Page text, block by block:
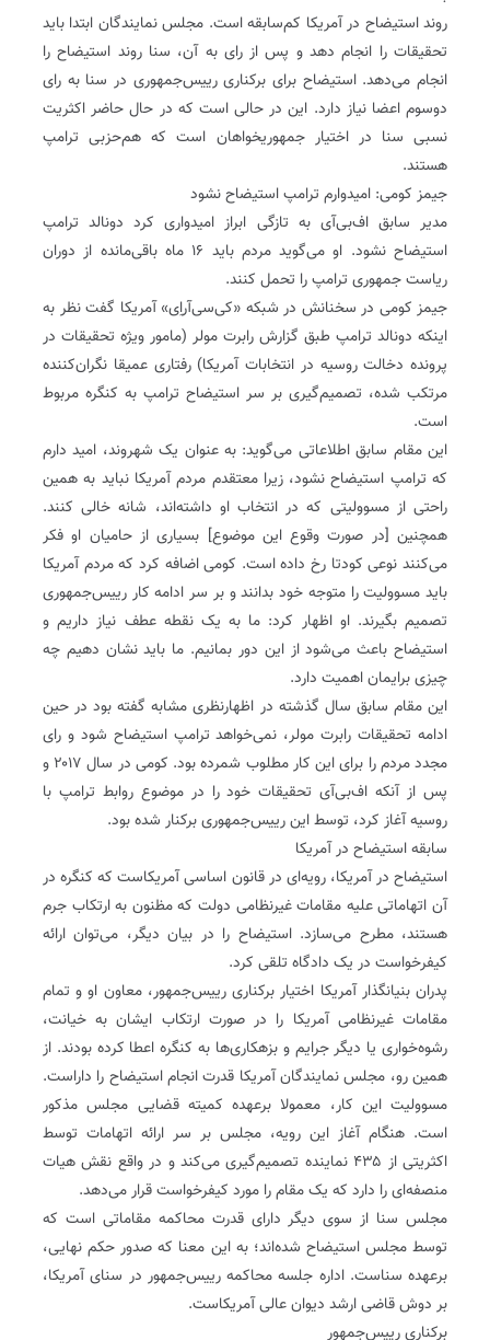
روند استیضاح در آمریکا کم‌سابقه است. مجلس نمایندگان ابتدا باید
تحقیقات را انجام دهد و پس از رای به آن، سنا روند استیضاح را
انجام می‌دهد. استیضاح برای برکناری رییس‌جمهوری در سنا به رای
دو‌سوم اعضا نیاز دارد. این در حالی است که در حال حاضر اکثریت
نسبی سنا در اختیار جمهوریخواهان است که هم‌حزبی ترامپ
هستند.
جیمز کومی: امیدوارم ترامپ استیضاح نشود
مدیر سابق اف‌بی‌آی به تازگی ابراز امیدواری کرد‌ دونالد ترامپ
استیضاح نشود. او می‌گوید مردم باید ۱۶ ماه باقی‌مانده از دوران
ریاست جمهوری ترامپ را تحمل کنند.
جیمز کومی در سخنانش در شبکه «کی‌‌سی‌‌آر‌اِی» آمریکا گفت نظر به
اینکه دونالد ترامپ طبق گزارش رابرت مولر (مامور ویژه تحقیقات در
پرونده دخالت روسیه در انتخابات آمریکا) رفتاری عمیقا نگران‌کننده
مرتکب شده، تصمیم‌گیری بر سر استیضاح ترامپ به کنگره مربوط
است.
این مقام سابق اطلاعاتی می‌گوید: به عنوان یک شهروند، امید دارم
که ترامپ استیضاح نشود، زیرا معتقدم مردم آمریکا نباید به همین
راحتی از مسوولیتی که در انتخاب او داشته‌اند، شانه خالی کنند.
همچنین [در صورت وقوع این موضوع] بسیاری از حامیان او فکر
می‌کنند نوعی کودتا رخ داده است. کومی اضافه کرد که مردم آمریکا
باید مسوولیت را متوجه خود بدانند و بر سر ادامه کار رییس‌جمهوری
تصمیم بگیرند. او اظهار کرد: ما به یک نقطه عطف نیاز داریم و
استیضاح باعث می‌شود از این دور بمانیم. ما باید نشان دهیم چه
چیزی برایمان اهمیت دارد.
این مقام سابق‌ سال گذشته در اظهار‌نظری مشابه گفته بود در حین
ادامه تحقیقات رابرت مولر، نمی‌خواهد ترامپ استیضاح شود و رای
مجدد مردم را برای این کار مطلوب شمرده بود. کومی در سال ۲۰۱۷ و
پس از آنکه اف‌بی‌آی تحقیقات خود را در موضوع روابط ترامپ با
روسیه آغاز کرد، توسط این رییس‌جمهوری برکنار شده بود.
سابقه استیضاح در آمریکا
استیضاح در آمریکا، رویه‌ای در قانون اساسی آمریکاست که کنگره در
آن اتهاماتی علیه مقامات غیر‌نظامی دولت که مظنون به ارتکاب جرم
هستند، مطرح می‌سازد. استیضاح را در بیان دیگر، می‌توان ارائه
کیفرخواست در یک دادگاه تلقی کرد.
پدران بنیانگذار آمریکا‌ اختیار برکناری رییس‌جمهور، معاون او و تمام
مقامات غیر‌نظامی آمریکا را در صورت ارتکاب ایشان به خیانت،
رشوه‌خواری یا دیگر جرایم و بزهکاری‌ها به کنگره اعطا کرده بودند. از
همین رو، مجلس نمایندگان آمریکا قدرت انجام استیضاح را داراست.
مسوولیت این کار، معمولا بر‌عهده کمیته قضایی مجلس مذکور
است. هنگام آغاز این رویه، مجلس بر سر ارائه اتهامات توسط
اکثریتی از ۴۳۵ نماینده تصمیم‌گیری می‌کند و در واقع نقش هیات
منصفه‌ای را دارد که یک مقام را مورد کیفرخواست قرار می‌دهد.
مجلس سنا از سوی دیگر دارای قدرت محاکمه مقاماتی است که
توسط مجلس استیضاح شده‌اند؛ به این معنا که صدور حکم نهایی،
بر‌عهده سناست. اداره جلسه محاکمه رییس‌جمهور در سنای آمریکا،
بر دوش قاضی ارشد دیوان عالی آمریکاست.
برکناری رییس‌جمهور